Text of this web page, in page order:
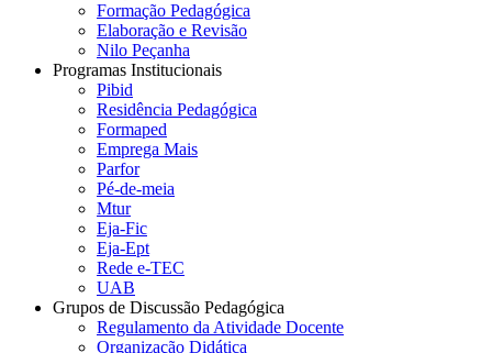
Formação Pedagógica
Elaboração e Revisão
Nilo Peçanha
Programas Institucionais
Pibid
Residência Pedagógica
Formaped
Emprega Mais
Parfor
Pé-de-meia
Mtur
Eja-Fic
Eja-Ept
Rede e-TEC
UAB
Grupos de Discussão Pedagógica
Regulamento da Atividade Docente
Organização Didática